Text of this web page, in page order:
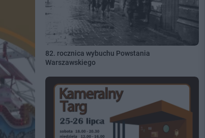
82. rocznica wybuchu Powstania
Warszawskiego